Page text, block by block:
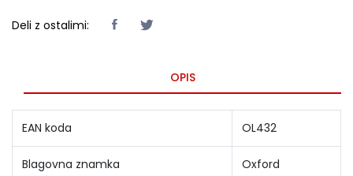
Deli z ostalimi:
OPIS
EAN koda OL432
Blagovna znamka Oxford